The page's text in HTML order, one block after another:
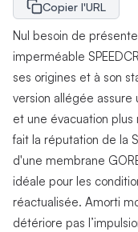
Copier l'URL
Nul besoin de
imperméable
ses origines et à son
version allégée
et une évacuation
fait la réputation de la
d'une membrane
idéale pour les
réactualisée. Amorti
détériore pas